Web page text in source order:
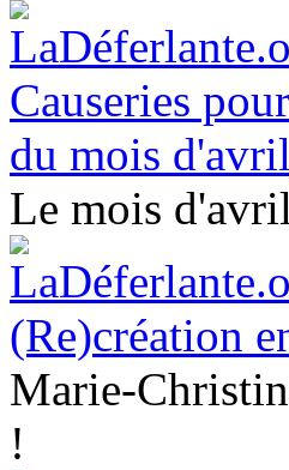
Causeries
du mois d'avril
Le mois
(Re)création
Marie-
!